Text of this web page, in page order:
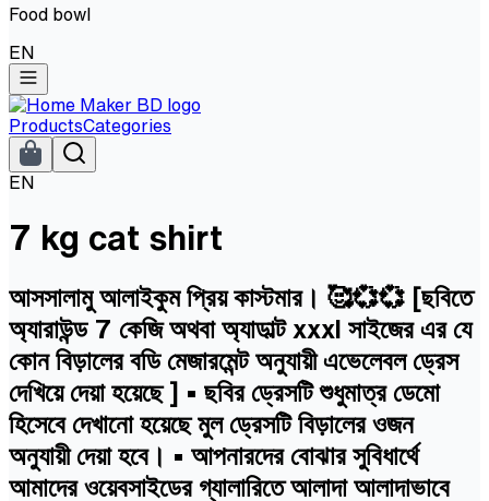
Food bowl
EN
ProductsCategories
EN
7 kg cat shirt
আসসালামু আলাইকুম প্রিয় কাস্টমার। 🥰💞💞 [ছবিতে
অ্যারাউন্ড 7 কেজি অথবা অ্যাডাল্ট xxxl সাইজের এর যে
কোন বিড়ালের বডি মেজারমেন্ট অনুযায়ী এভেলেবল ড্রেস
দেখিয়ে দেয়া হয়েছে ] • ছবির ড্রেসটি শুধুমাত্র ডেমো
হিসেবে দেখানো হয়েছে মুল ড্রেসটি বিড়ালের ওজন
অনুযায়ী দেয়া হবে। • আপনারদের বোঝার সুবিধার্থে
আমাদের ওয়েবসাইডের গ্যালারিতে আলাদা আলাদাভাবে